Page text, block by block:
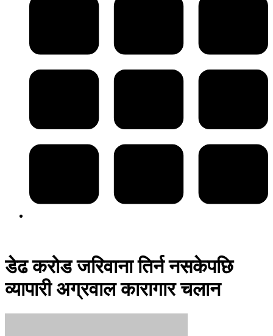
डेढ करोड जरिवाना तिर्न नसकेपछि
व्यापारी अग्रवाल कारागार चलान